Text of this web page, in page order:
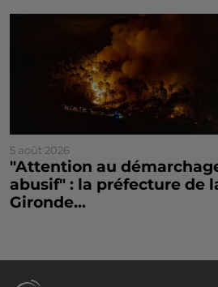
5 août 2026
"Attention au
abusif" : la préfecture de
Gironde...